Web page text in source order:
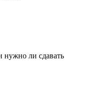
нужно ли сдавать